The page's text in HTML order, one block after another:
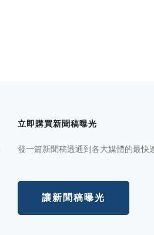
立即購買新聞稿曝光
發一篇新聞稿透通到各大媒體的最快
讓新聞稿曝光